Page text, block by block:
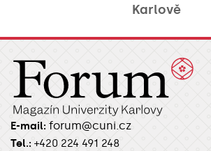
Karlově
E-mail: forum@cuni.cz
Tel.: +420 224 491 248